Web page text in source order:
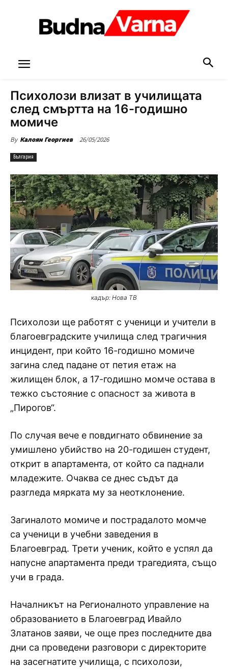
Психолози влизат в училищата
след смъртта на 16-годишно
момиче
By Калоян Георгиев 26/05/2026
България
кадър: Нова ТВ
Психолози ще работят с ученици и учители в
благоевградските училища след трагичния
инцидент, при който 16-годишно момиче
загина след падане от петия етаж на
жилищен блок, а 17-годишно момче остава в
тежко състояние с опасност за живота в
„Пирогов“.
По случая вече е повдигнато обвинение за
умишлено убийство на 20-годишен студент,
открит в апартамента, от който са паднали
младежите. Очаква се днес съдът да
разгледа мярката му за неотклонение.
Загиналото момиче и пострадалото момче
са ученици в учебни заведения в
Благоевград. Трети ученик, който е успял да
напусне апартамента преди трагедията, също
учи в града.
Началникът на Регионалното управление на
образованието в Благоевград Ивайло
Златанов заяви, че още през последните два
дни са проведени разговори с директорите
на засегнатите училища, с психолози,